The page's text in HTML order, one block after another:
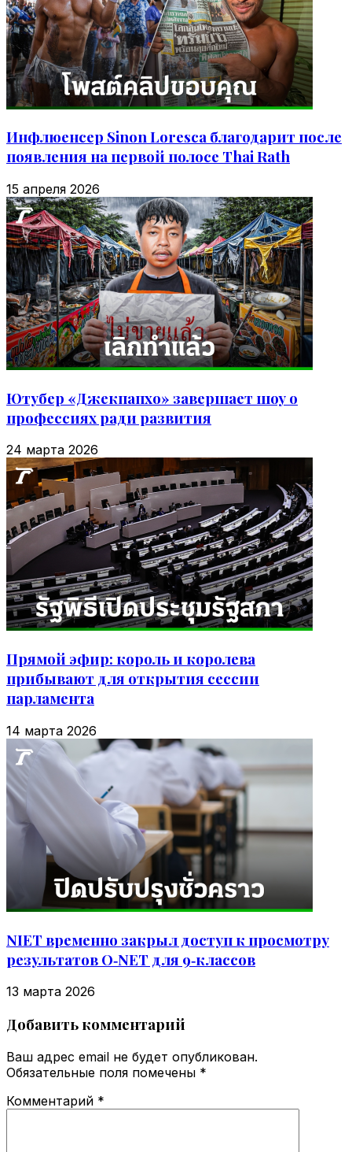
Инфлюенсер Sinon Loresca благодарит после
появления на первой полосе Thai Rath
15 апреля 2026
Ютубер «Джекпапхо» завершает шоу о
профессиях ради развития
24 марта 2026
Прямой эфир: король и королева
прибывают для открытия сессии
парламента
14 марта 2026
NIET временно закрыл доступ к просмотру
результатов O‑NET для 9‑классов
13 марта 2026
Добавить комментарий
Ваш адрес email не будет опубликован.
Обязательные поля помечены *
Комментарий *